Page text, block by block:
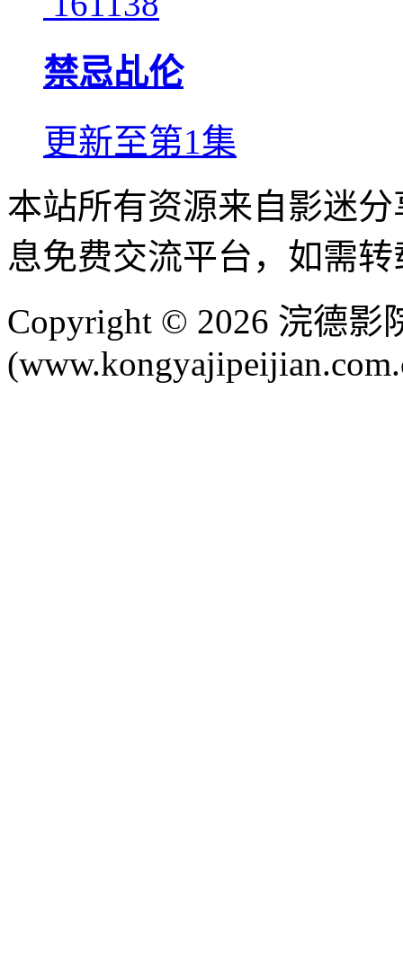
禁忌乩伦
更新至第1集
本站所有资源来自影迷
息免费交流平台，如需
Copyright © 2026 浣德影